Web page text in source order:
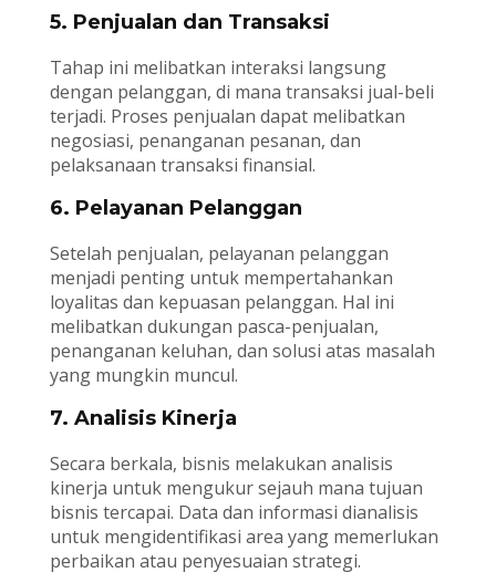
5. Penjualan dan Transaksi
Tahap ini melibatkan interaksi langsung
dengan pelanggan, di mana transaksi jual-beli
terjadi. Proses penjualan dapat melibatkan
negosiasi, penanganan pesanan, dan
pelaksanaan transaksi finansial.
6. Pelayanan Pelanggan
Setelah penjualan, pelayanan pelanggan
menjadi penting untuk mempertahankan
loyalitas dan kepuasan pelanggan. Hal ini
melibatkan dukungan pasca-penjualan,
penanganan keluhan, dan solusi atas masalah
yang mungkin muncul.
7. Analisis Kinerja
Secara berkala, bisnis melakukan analisis
kinerja untuk mengukur sejauh mana tujuan
bisnis tercapai. Data dan informasi dianalisis
untuk mengidentifikasi area yang memerlukan
perbaikan atau penyesuaian strategi.